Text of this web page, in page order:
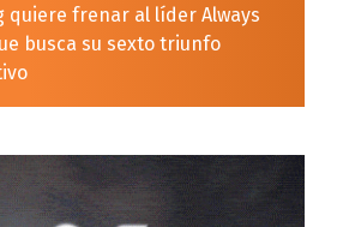
quiere frenar al líder Always
busca su sexto triunfo